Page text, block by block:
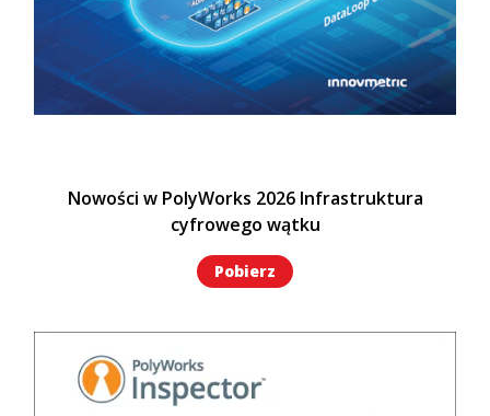
Nowości w PolyWorks 2026 Infrastruktura
cyfrowego wątku
Pobierz